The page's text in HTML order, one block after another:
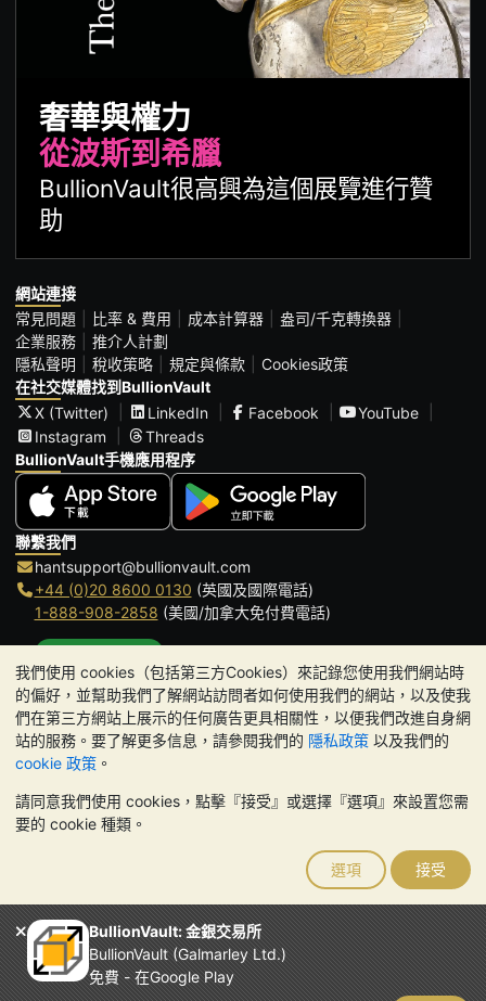
我們使用 cookies（包括第三方Cookies）來記錄您使用我們網站時
的偏好，並幫助我們了解網站訪問者如何使用我們的網站，以及使我
們在第三方網站上展示的任何廣告更具相關性，以便我們改進自身網
站的服務。要了解更多信息，請參閱我們的 隱私政策 以及我們的
cookie 政策 。
請同意我們使用 cookies，點擊『接受』或選擇『選項』來設置您需
要的 cookie 種類。
選項 接受
BullionVault: 金銀交易所
BullionVault (Galmarley Ltd.)
免費 - 在Google Play
奢華與權力
從波斯到希臘
BullionVault很高興為這個展覽進行贊
助
網站連接
常見問題
比率 & 費用 成本計算器
盎司/千克轉換器
企業服務
推介人計劃
隱私聲明
稅收策略 規定與條款
Cookies政策
在社交媒體找到BullionVault
X (Twitter)
LinkedIn Facebook
YouTube
Instagram
Threads
BullionVault手機應用程序
聯繫我們
hantsupport@bullionvault.com
+44 (0)20 8600 0130 (英國及國際電話)
1-888-908-2858 (美國/加拿大免付費電話)
辦公時間:
9am to 8:30pm (英國時間), 周一至周五
Galmarley Ltd T/A BullionVault
3 Shortlands (7th Floor)
London
W6 8DA
貴金屬的價值可能下跌也可能上漲。歷史趨勢不能保證未來
的價格走勢。BullionVault 網站及其任何通訊中的任何內容均不構成
投資建議。您應該考慮尋求專業建議，以確定投資並持有金條是否適
合您。
Galmarley Ltd，以 BullionVault 名義進行交易，在英格蘭和威爾斯
註冊，註冊號碼：4943684